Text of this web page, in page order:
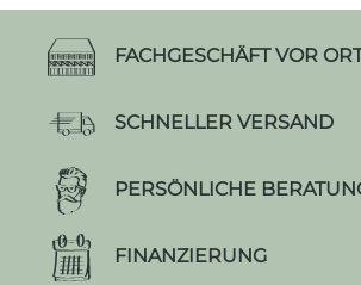
FACHGESCHÄFT VOR
SCHNELLER VERSAND
PERSÖNLICHE
FINANZIERUNG